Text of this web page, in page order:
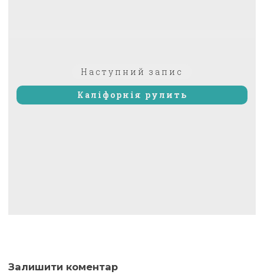
Наступний запис
Каліфорнія рулить
Залишити коментар